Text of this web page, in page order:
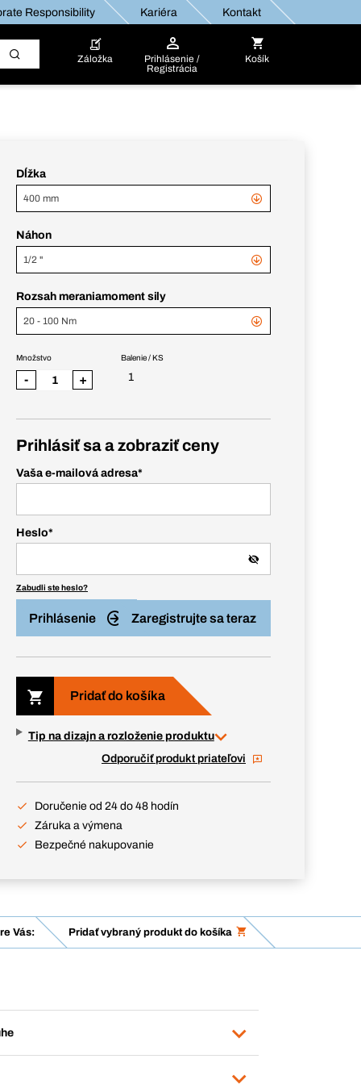
Responsibility Kariéra Kontakt
Záložka
Prihlásenie /
Registrácia
Košík
Dĺžka
400 mm
Náhon
1/2 "
Rozsah meraniamoment sily
20 - 100 Nm
Balenie / KS
1
Množstvo
- +
Prihlásiť sa a zobraziť ceny
Vaša e-mailová adresa*
Heslo*
Zabudli ste heslo?
Prihlásenie Zaregistrujte sa teraz
Pridať do košíka
Tip na dizajn a rozloženie produktu
Odporučiť produkt priateľovi
Doručenie od 24 do 48 hodín
Záruka a výmena
Bezpečné nakupovanie
Vás: Pridať vybraný produkt do košíka